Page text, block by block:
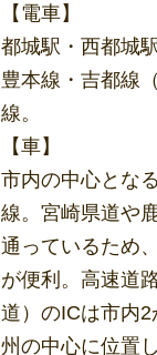
【電車】
都城駅・西都城
豊本線・吉都線
線。
【車】
市内の中心とな
線。宮崎県道や
通っているため
が便利。高速道
道）のICは市内
州の中心に位置